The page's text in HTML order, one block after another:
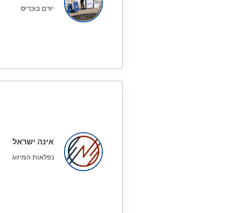
יורם בוכריס
אינה ישראל
נפלאות המיזוג